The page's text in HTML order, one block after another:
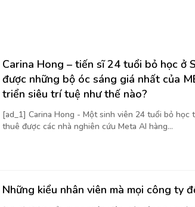
Carina Hong – tiến sĩ 24 tuổi bỏ học ở
được những bộ óc sáng giá nhất của
triển siêu trí tuệ như thế nào?
[ad_1] Carina Hong - Một sinh viên 24 tuổi bỏ học
thuê được các nhà nghiên cứu Meta AI hàng...
Những kiểu nhân viên mà mọi công ty